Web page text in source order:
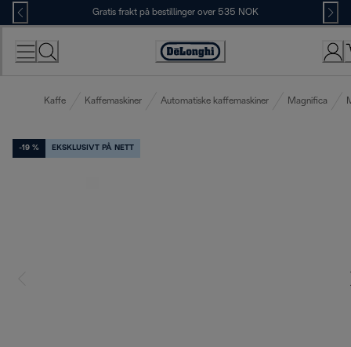
Skip
to
Content
Gratis frakt på bestillinger over 535 NOK
Accessibility
Kaffe Kaffemaskiner Automatiske kaffemaskiner Magnifica
-19 % EKSKLUSIVT PÅ NETT